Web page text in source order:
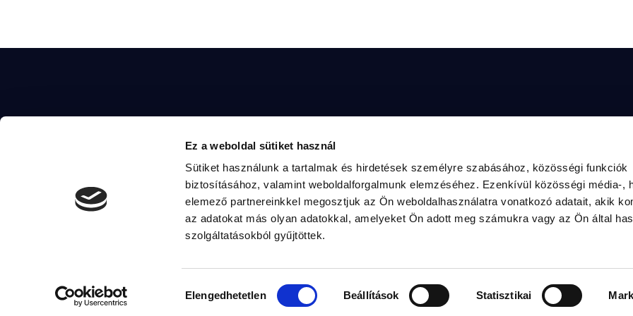
Ez a weboldal sütiket használ
Sütiket használunk a tartalmak és hirdetések személyre szabásához, közösségi funkciók
biztosításához, valamint weboldalforgalmunk elemzéséhez. Ezenkívül közösségi média-,
elemező partnereinkkel megosztjuk az Ön weboldalhasználatra vonatkozó adatait, akik
az adatokat más olyan adatokkal, amelyeket Ön adott meg számukra vagy az Ön által
szolgáltatásokból gyűjtöttek.
kiválasztása
Elengedhetetlen Beállítások Statisztikai
készíteni a vezetőinkkel, vagy érdeklődsz a mozgalom
tevékenységei iránt, kérlek, vedd fel velünk a kapcsolatot az
alábbi elérhetőségeken:
© 2026. Radnai Márk országgyűlési képviselő - radnaimark.hu - Minden jog